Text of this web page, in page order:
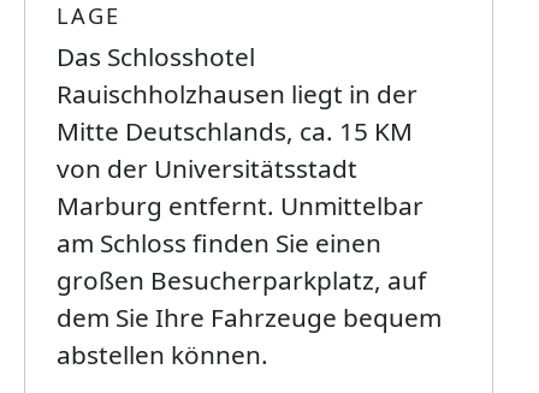
LAGE
Das Schlosshotel
Rauischholzhausen liegt in der
Mitte Deutschlands, ca. 15 KM
von der Universitätsstadt
Marburg entfernt. Unmittelbar
am Schloss finden Sie einen
großen Besucherparkplatz, auf
dem Sie Ihre Fahrzeuge bequem
abstellen können.